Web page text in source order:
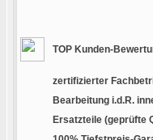
TOP Kunden-
zertifizierter
Bearbeitung i.d.R.
Ersatzteile (geprüfte